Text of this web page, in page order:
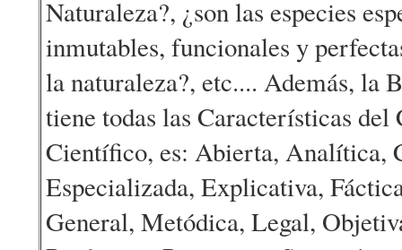
Naturaleza?, ¿son las especies
inmutables, funcionales y
la naturaleza?, etc.... Además, la
tiene todas las Características
Científico, es: Abierta, Analítica,
Especializada, Explicativa,
General, Metódica, Legal,